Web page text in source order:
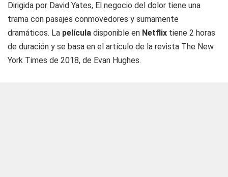
Dirigida por David Yates, El negocio del dolor tiene una
trama con pasajes conmovedores y sumamente
dramáticos. La película disponible en Netflix tiene 2 horas
de duración y se basa en el artículo de la revista The New
York Times de 2018, de Evan Hughes.